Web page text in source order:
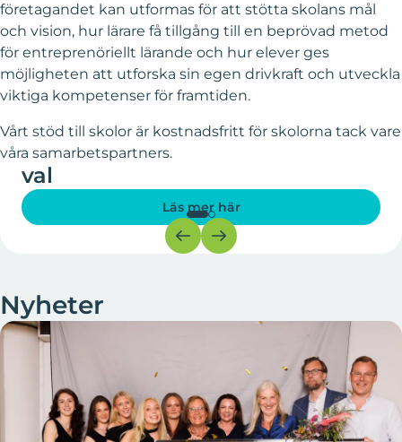
företagandet kan utformas för att stötta skolans mål
och vision, hur lärare få tillgång till en beprövad metod
för entreprenöriellt lärande och hur elever ges
möjligheten att utforska sin egen drivkraft och utveckla
viktiga kompetenser för framtiden.
Vårt stöd till skolor är kostnadsfritt för skolorna tack vare
våra samarbetspartners.
UF-företagande som individuellt
val
Läs mer här
Nyheter